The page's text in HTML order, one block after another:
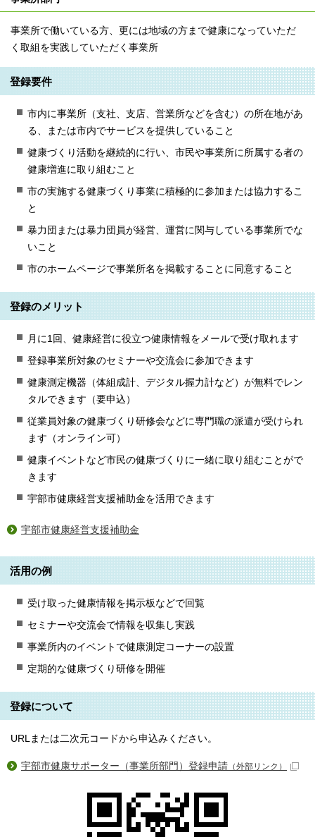
事業所で働いている方、更には地域の方まで健康になっていただ
く取組を実践していただく事業所
登録要件
市内に事業所（支社、支店、営業所などを含む）の所在地があ
る、または市内でサービスを提供していること
健康づくり活動を継続的に行い、市民や事業所に所属する者の
健康増進に取り組むこと
市の実施する健康づくり事業に積極的に参加または協力するこ
と
暴力団または暴力団員が経営、運営に関与している事業所でな
いこと
市のホームページで事業所名を掲載することに同意すること
登録のメリット
月に1回、健康経営に役立つ健康情報をメールで受け取れます
登録事業所対象のセミナーや交流会に参加できます
健康測定機器（体組成計、デジタル握力計など）が無料でレン
タルできます（要申込）
従業員対象の健康づくり研修会などに専門職の派遣が受けられ
ます（オンライン可）
健康イベントなど市民の健康づくりに一緒に取り組むことがで
きます
宇部市健康経営支援補助金を活用できます
宇部市健康経営支援補助金
活用の例
受け取った健康情報を掲示板などで回覧
セミナーや交流会で情報を収集し実践
事業所内のイベントで健康測定コーナーの設置
定期的な健康づくり研修を開催
登録について
URLまたは二次元コードから申込みください。
宇部市健康サポーター（事業所部門）登録申請 （外部リンク）